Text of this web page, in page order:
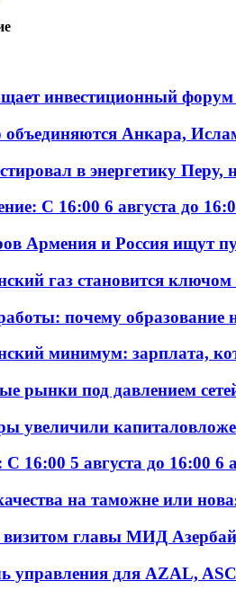
инвестиционный
объединяются Анкара,
в энергетику
С 16:00 6 августа до
Армения и Россия ищут
газ становится
почему образование
минимум: зарплата,
рынки под давлением
увеличили
16:00 5 августа до 16:00 6
на таможне или
визитом главы МИД
управления для AZAL,